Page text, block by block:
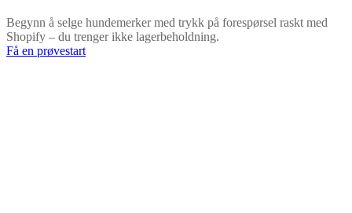
Begynn å selge hundemerker med trykk på forespørsel raskt med
Shopify – du trenger ikke lagerbeholdning.
Få en prøvestart